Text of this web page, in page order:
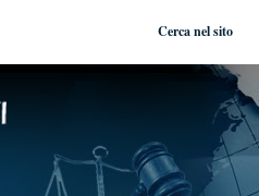
Cerca nel sito